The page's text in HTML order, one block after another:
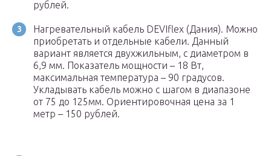
рублей.
Нагревательный кабель DEVIflex (Дания). Можно
приобретать и отдельные кабели. Данный
вариант является двухжильным, с диаметром в
6,9 мм. Показатель мощности – 18 Вт,
максимальная температура – 90 градусов.
Укладывать кабель можно с шагом в диапазоне
от 75 до 125мм. Ориентировочная цена за 1
метр – 150 рублей.